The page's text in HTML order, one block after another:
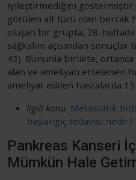
iyileştirmediğini
görülen alt türü olan berrak
oluşan bir grupta, 28.
sağkalım açısından sonuçlar
43). Bununla birlikte,
alan ve ameliyatı ertelenen
ameliyat edilen hastalarda 15
İlgili konu: Metastatik
başlangıç tedavisi nedir?
Pankreas Kanseri
Mümkün Hale